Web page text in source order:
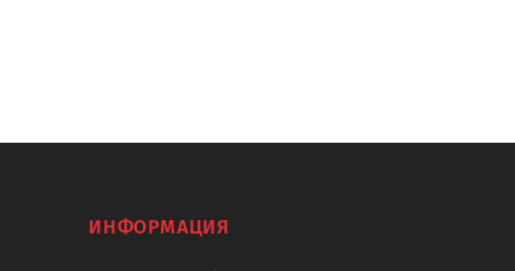
ИНФОРМАЦИЯ